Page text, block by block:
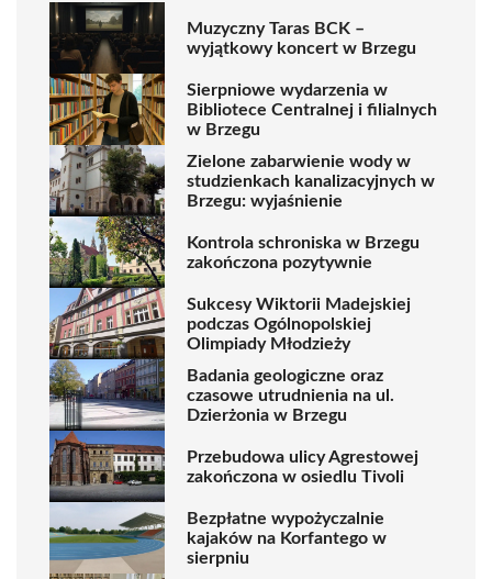
Muzyczny Taras BCK –
wyjątkowy koncert w Brzegu
Sierpniowe wydarzenia w
Bibliotece Centralnej i filialnych
w Brzegu
Zielone zabarwienie wody w
studzienkach kanalizacyjnych w
Brzegu: wyjaśnienie
Kontrola schroniska w Brzegu
zakończona pozytywnie
Sukcesy Wiktorii Madejskiej
podczas Ogólnopolskiej
Olimpiady Młodzieży
Badania geologiczne oraz
czasowe utrudnienia na ul.
Dzierżonia w Brzegu
Przebudowa ulicy Agrestowej
zakończona w osiedlu Tivoli
Bezpłatne wypożyczalnie
kajaków na Korfantego w
sierpniu